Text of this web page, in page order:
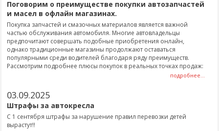
Поговорим о преимуществе покупки автозапчастей
и масел в офлайн магазинах.
Покупка запчастей и смазочных материалов является важной
частью обслуживания автомобиля. Многие автовладельцы
предпочитают совершать подобные приобретения онлайн,
однако традиционные магазины продолжают оставаться
популярными среди водителей благодаря ряду преимуществ.
Рассмотрим подробнее плюсы покупок в реальных точках продаж:
подробнее...
03.09.2025
Штрафы за автокресла
С 1 сентября штрафы за нарушение правил перевозки детей
вырастут!!